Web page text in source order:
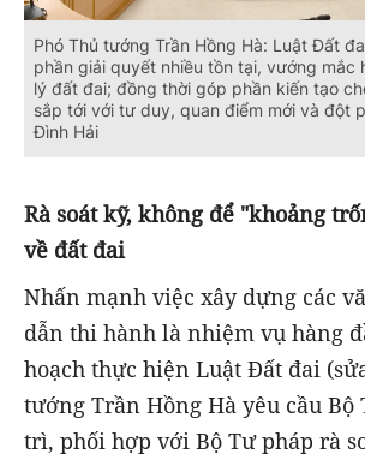
Phó Thủ tướng Trần Hồng Hà: Luật Đất
phần giải quyết nhiều tồn tại, vướng mắc
lý đất đai; đồng thời góp phần kiến tạo
sắp tới với tư duy, quan điểm mới và đột
Đình Hải
Rà soát kỹ, không để "khoảng
về đất đai
Nhấn mạnh việc xây dựng các
dẫn thi hành là nhiệm vụ hàng
hoạch thực hiện Luật Đất đai
tướng Trần Hồng Hà yêu cầu Bộ
trì, phối hợp với Bộ Tư pháp rà